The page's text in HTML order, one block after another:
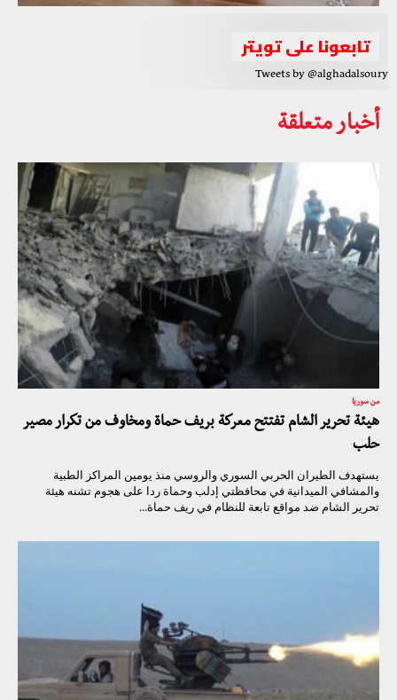
تابعونا على تويتر
Tweets by @alghadalsoury
أخبار متعلقة
من سوريا
هيئة تحرير الشام تفتتح معركة بريف حماة ومخاوف من تكرار مصير
حلب
يستهدف الطيران الحربي السوري والروسي منذ يومين المراكز الطبية
والمشافي الميدانية في محافظتي إدلب وحماة ردا على هجوم تشنه هيئة
تحرير الشام ضد مواقع تابعة للنظام في ريف حماة...